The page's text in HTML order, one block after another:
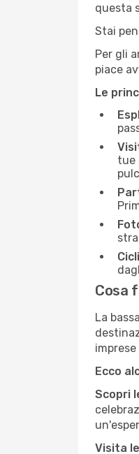
questa
Stai
Per gli
piace
Le
tue
Cosa
La
Ecco
Scopri
Visita